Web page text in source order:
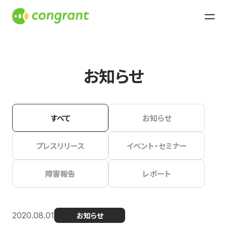
お知らせ
すべて お知らせ
プレスリリース イベント・セミナー
障害報告 レポート
2020.08.01 お知らせ